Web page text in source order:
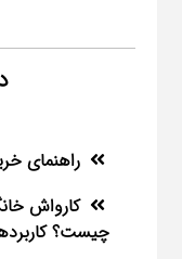
راهنمای
کارواش
چیست؟